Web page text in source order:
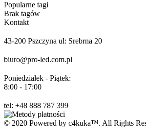
Popularne tagi
Brak tagów
Kontakt
43-200 Pszczyna ul: Srebrna 20
biuro@pro-led.com.pl
Poniedziałek - Piątek:
8:00 - 17:00
tel: +48 888 787 399
© 2020 Powered by c4kuka™. All Rights